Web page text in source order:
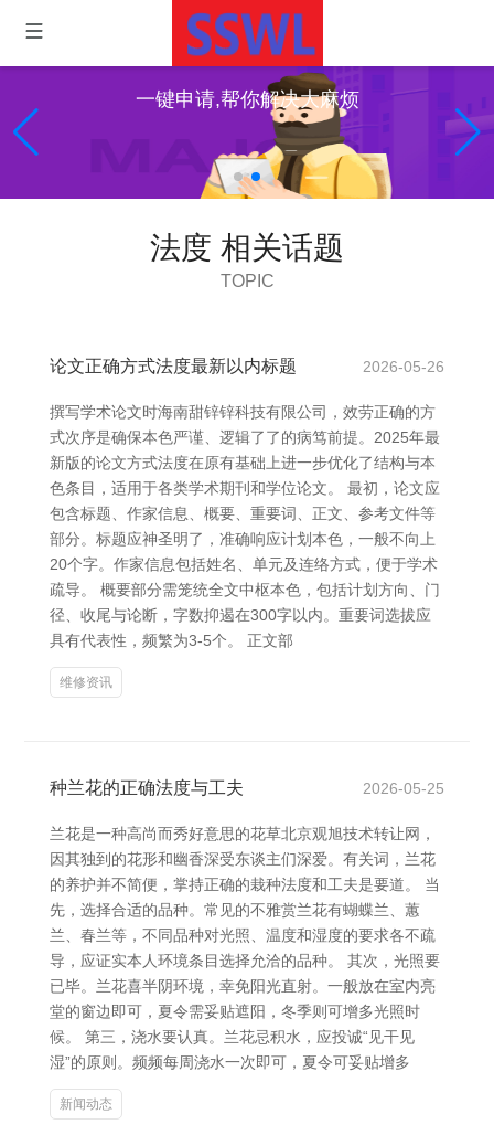
一键申请,帮你解决大麻烦
法度 相关话题
TOPIC
论文正确方式法度最新以内标题 2026-05-26
撰写学术论文时海南甜锌锌科技有限公司，效劳正确的方
式次序是确保本色严谨、逻辑了了的病笃前提。2025年最
新版的论文方式法度在原有基础上进一步优化了结构与本
色条目，适用于各类学术期刊和学位论文。 最初，论文应
包含标题、作家信息、概要、重要词、正文、参考文件等
部分。标题应神圣明了，准确响应计划本色，一般不向上
20个字。作家信息包括姓名、单元及连络方式，便于学术
疏导。 概要部分需笼统全文中枢本色，包括计划方向、门
径、收尾与论断，字数抑遏在300字以内。重要词选拔应
具有代表性，频繁为3-5个。 正文部
维修资讯
种兰花的正确法度与工夫 2026-05-25
兰花是一种高尚而秀好意思的花草北京观旭技术转让网，
因其独到的花形和幽香深受东谈主们深爱。有关词，兰花
的养护并不简便，掌持正确的栽种法度和工夫是要道。 当
先，选择合适的品种。常见的不雅赏兰花有蝴蝶兰、蕙
兰、春兰等，不同品种对光照、温度和湿度的要求各不疏
导，应证实本人环境条目选择允洽的品种。 其次，光照要
已毕。兰花喜半阴环境，幸免阳光直射。一般放在室内亮
堂的窗边即可，夏令需妥贴遮阳，冬季则可增多光照时
候。 第三，浇水要认真。兰花忌积水，应投诚“见干见
湿”的原则。频频每周浇水一次即可，夏令可妥贴增多
新闻动态